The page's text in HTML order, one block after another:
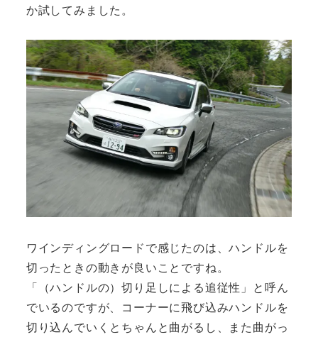
か試してみました。
ワインディングロードで感じたのは、ハンドルを
切ったときの動きが良いことですね。
「（ハンドルの）切り足しによる追従性」と呼ん
でいるのですが、コーナーに飛び込みハンドルを
切り込んでいくとちゃんと曲がるし、また曲がっ